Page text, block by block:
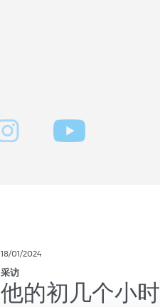
18/01/2024
采访
他的初几个小时